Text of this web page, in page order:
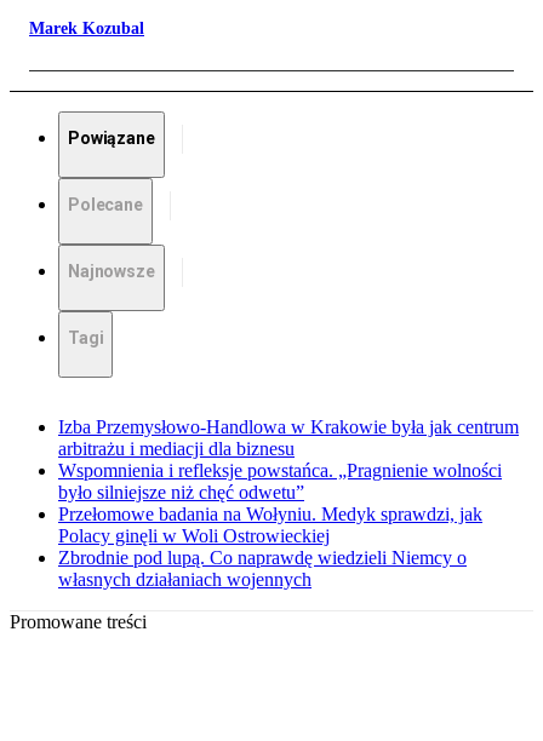
Marek Kozubal
Powiązane
Polecane
Najnowsze
Tagi
Izba Przemysłowo-Handlowa w Krakowie była jak centrum
arbitrażu i mediacji dla biznesu
Wspomnienia i refleksje powstańca. „Pragnienie wolności
było silniejsze niż chęć odwetu”
Przełomowe badania na Wołyniu. Medyk sprawdzi, jak
Polacy ginęli w Woli Ostrowieckiej
Zbrodnie pod lupą. Co naprawdę wiedzieli Niemcy o
własnych działaniach wojennych
Promowane treści